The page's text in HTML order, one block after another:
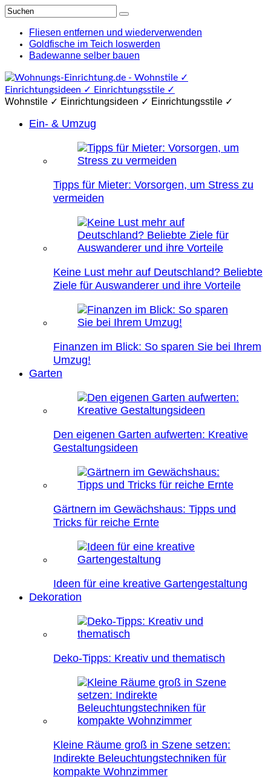
Fliesen entfernen und wiederverwenden
Goldfische im Teich loswerden
Badewanne selber bauen
Wohnstile ✓ Einrichtungsideen ✓ Einrichtungsstile ✓
Ein- & Umzug
Tipps für Mieter: Vorsorgen, um Stress zu
vermeiden
Keine Lust mehr auf Deutschland? Beliebte
Ziele für Auswanderer und ihre Vorteile
Finanzen im Blick: So sparen Sie bei Ihrem
Umzug!
Garten
Den eigenen Garten aufwerten: Kreative
Gestaltungsideen
Gärtnern im Gewächshaus: Tipps und
Tricks für reiche Ernte
Ideen für eine kreative Gartengestaltung
Dekoration
Deko-Tipps: Kreativ und thematisch
Kleine Räume groß in Szene setzen:
Indirekte Beleuchtungstechniken für
kompakte Wohnzimmer